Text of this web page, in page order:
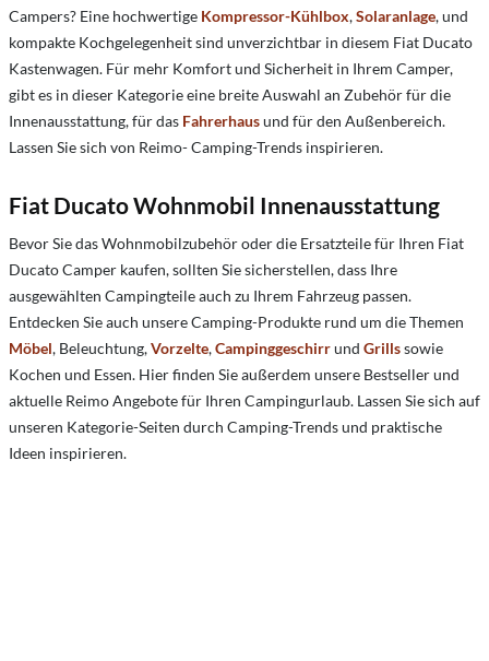
Campers? Eine hochwertige Kompressor-Kühlbox,Solaranlage, und
kompakte Kochgelegenheit sind unverzichtbar in diesem Fiat Ducato
Kastenwagen. Für mehr Komfort und Sicherheit in Ihrem Camper,
gibt es in dieser Kategorie eine breite Auswahl an Zubehör für die
Innenausstattung, für das Fahrerhausund für den Außenbereich.
Lassen Sie sich von Reimo- Camping-Trends inspirieren.
Fiat Ducato Wohnmobil Innenausstattung
Bevor Sie das Wohnmobilzubehör oder die Ersatzteile für Ihren Fiat
Ducato Camper kaufen, sollten Sie sicherstellen, dass Ihre
ausgewählten Campingteile auch zu Ihrem Fahrzeug passen.
Entdecken Sie auch unsere Camping-Produkte rund um die Themen
Möbel, Beleuchtung,Vorzelte,Campinggeschirrund Grillssowie
Kochen und Essen. Hier finden Sie außerdem unsere Bestseller und
aktuelle Reimo Angebote für Ihren Campingurlaub. Lassen Sie sich auf
unseren Kategorie-Seiten durch Camping-Trends und praktische
Ideen inspirieren.